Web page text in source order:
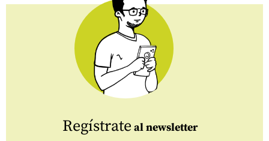
Regístrate al newsletter